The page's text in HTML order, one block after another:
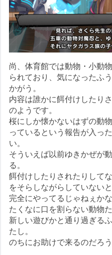
尚、体育館では動物・小動
られており、気になったふ
かがう。
内容は誰かに餌付けしたり
のようです。
桜にしか懐かないはずの動
っているという報告が入っ
い。
そういえば以前ゆきかぜが
る。
餌付けしたりされたりして
をそらしながらしていないと
完全にやってるじゃねぇか
たくなに口を割らない動物た
新しい遊びかと通り過ぎる
たし。
のちにお助けで来るのだろう